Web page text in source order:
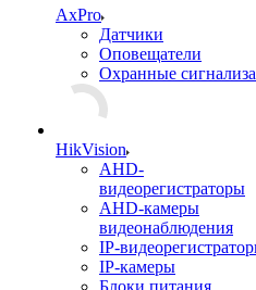
AxPro
Датчики
Оповещатели
Охранные
HikVision
AHD-
видеорегистраторы
AHD-камеры
видеонаблюдения
IP-
IP-камеры
Блоки питания